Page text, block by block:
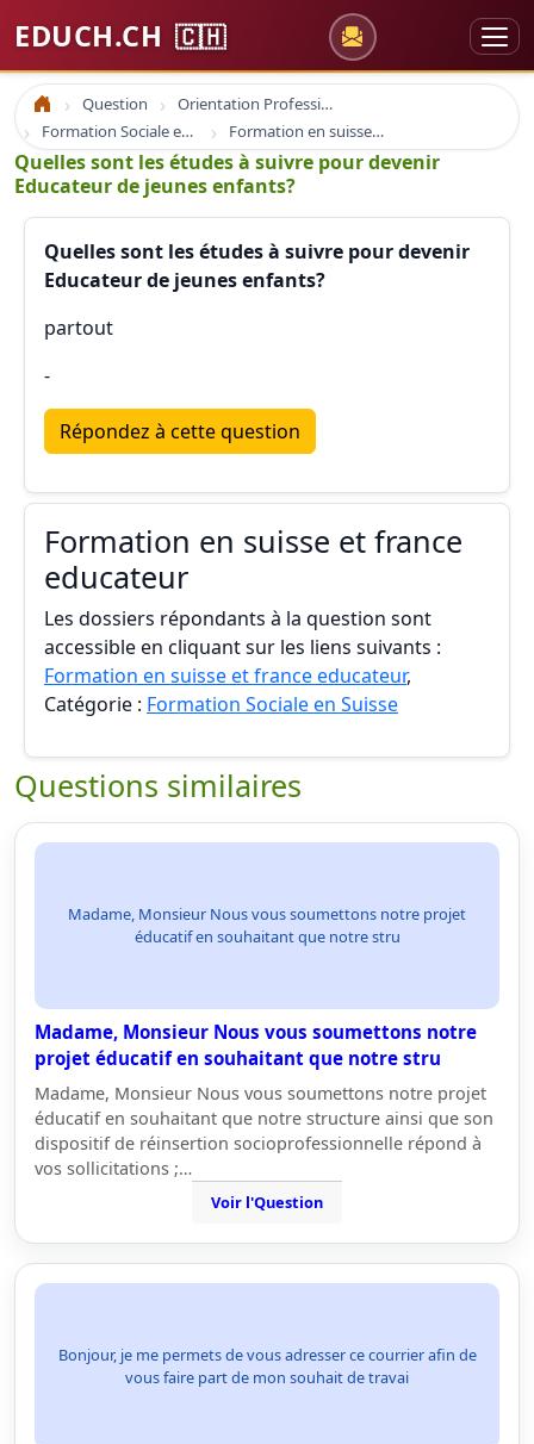
EDUCH.CH 🇨🇭
Accueil Question
Orientation Professionnelle
Formation Sociale en Suisse
Formation en suisse et france educateur
Quelles sont les études à suivre pour devenir
Educateur de jeunes enfants?
Quelles sont les études à suivre pour devenir
Educateur de jeunes enfants?
partout
-
Répondez à cette question
Formation en suisse et france
educateur
Les dossiers répondants à la question sont
accessible en cliquant sur les liens suivants :
Formation en suisse et france educateur,
Catégorie : Formation Sociale en Suisse
Questions similaires
Madame, Monsieur Nous vous soumettons notre projet
éducatif en souhaitant que notre stru
Madame, Monsieur Nous vous soumettons notre
projet éducatif en souhaitant que notre stru
Madame, Monsieur Nous vous soumettons notre projet
éducatif en souhaitant que notre structure ainsi que son
dispositif de réinsertion socioprofessionnelle répond à
vos sollicitations ;…
Voir l'Question
Bonjour, je me permets de vous adresser ce courrier afin de
vous faire part de mon souhait de travai